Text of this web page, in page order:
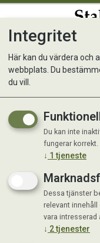
Fodertråg
Orange
Integritet
Här kan du värdera och
webbplats. Du
du vill.
Du kan inte
fungerar korrekt.
↓ 1 tjeneste
Dessa tjänster
relevant
vara intresserad
↓ 2tjenester